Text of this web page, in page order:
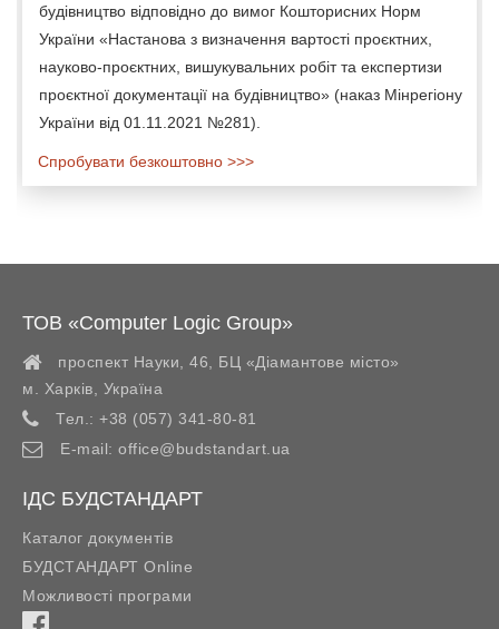
будівництво відповідно до вимог Кошторисних Норм
України «Настанова з визначення вартості проєктних,
науково-проєктних, вишукувальних робіт та експертизи
проєктної документації на будівництво» (наказ Мінрегіону
України від 01.11.2021 №281).
Спробувати безкоштовно >>>
ТОВ «Computer Logic Group»
проспект Науки, 46, БЦ «Діамантове місто»
м. Харків
Україна
Тел.: +38 (057) 341-80-81
E-mail: office@budstandart.ua
ІДС БУДСТАНДАРТ
Каталог документів
БУДСТАНДАРТ Online
Можливості програми